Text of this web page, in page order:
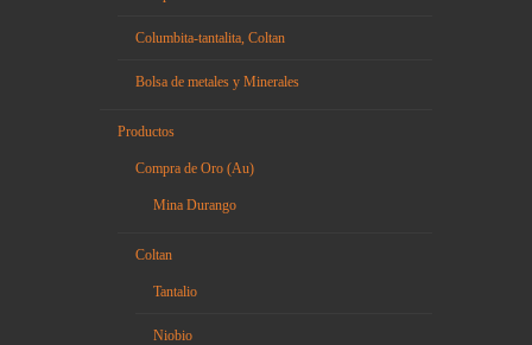
Columbita-tantalita, Coltan
Bolsa de metales y Minerales
Productos
Compra de Oro (Au)
Mina Durango
Coltan
Tantalio
Niobio